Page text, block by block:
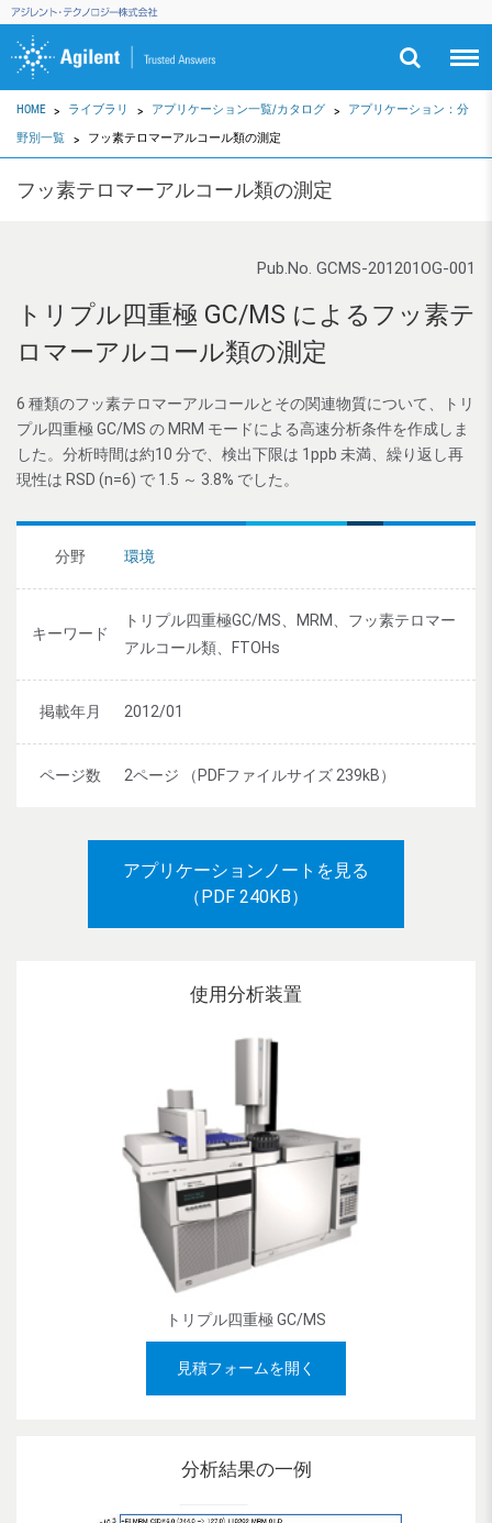
HOME ライブラリ アプリケーション一覧/カタログ
アプリケーション：分
野別一覧
フッ素テロマーアルコール類の測定
フッ素テロマーアルコール類の測定
Pub.No. GCMS-201201OG-001
トリプル四重極 GC/MS によるフッ素テ
ロマーアルコール類の測定
6 種類のフッ素テロマーアルコールとその関連物質について、トリ
プル四重極 GC/MS の MRM モードによる高速分析条件を作成しま
した。分析時間は約10 分で、検出下限は 1ppb 未満、繰り返し再
現性は RSD (n=6) で 1.5 ～ 3.8% でした。
分野 環境
キーワード
トリプル四重極GC/MS、MRM、フッ素テロマー
アルコール類、FTOHs
掲載年月 2012/01
ページ数 2ページ （PDFファイルサイズ 239kB）
アプリケーションノートを見る
（PDF 240KB）
使用分析装置
トリプル四重極 GC/MS
見積フォームを開く
分析結果の一例